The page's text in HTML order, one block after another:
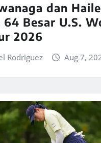
dan
Besar U.S.
2026
Rodriguez Aug 7,